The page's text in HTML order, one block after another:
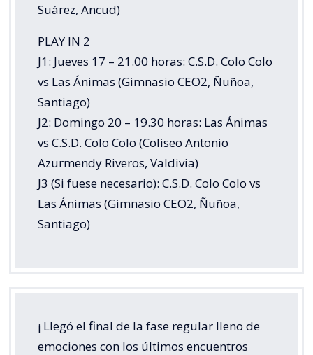
Suárez, Ancud)
PLAY IN 2
J1: Jueves 17 – 21.00 horas: C.S.D. Colo Colo
vs Las Ánimas (Gimnasio CEO2, Ñuñoa,
Santiago)
J2: Domingo 20 – 19.30 horas: Las Ánimas
vs C.S.D. Colo Colo (Coliseo Antonio
Azurmendy Riveros, Valdivia)
J3 (Si fuese necesario): C.S.D. Colo Colo vs
Las Ánimas (Gimnasio CEO2, Ñuñoa,
Santiago)
¡ Llegó el final de la fase regular lleno de
emociones con los últimos encuentros